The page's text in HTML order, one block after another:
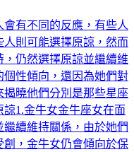
有不同的反應，有些人
則可能選擇原諒，然而
仍然選擇原諒並繼續維
性傾向，還因為她們對
曉他們分別是那些星座
1.金牛女金牛座女在面
續維持關係，由於她們
，金牛女仍會傾向於保